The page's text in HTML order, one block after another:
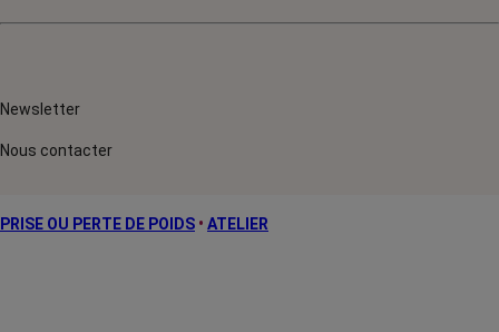
Newsletter
Nous contacter
PRISE OU PERTE DE POIDS • ATELIER